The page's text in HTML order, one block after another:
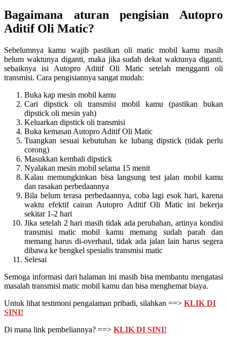
Bagaimana aturan pengisian Autopro
Aditif Oli Matic?
Sebelumnya kamu wajib pastikan oli matic mobil kamu masih
belum waktunya diganti, maka jika sudah dekat waktunya diganti,
sebaiknya isi Autopro Aditif Oli Matic setelah mengganti oli
transmisi. Cara pengisiannya sangat mudah:
Buka kap mesin mobil kamu
Cari dipstick oli transmisi mobil kamu (pastikan bukan
dipstick oli mesin yah)
Keluarkan dipstick oli transmisi
Buka kemasan Autopro Aditif Oli Matic
Tuangkan sesuai kebutuhan ke lubang dipstick (tidak perlu
corong)
Masukkan kembali dipstick
Nyalakan mesin mobil selama 15 menit
Kalau memungkinkan bisa langsung test jalan mobil kamu
dan rasakan perbedaannya
Bila belum terasa perbedaannya, coba lagi esok hari, karena
waktu efektif cairan Autopro Aditif Oli Matic ini bekerja
sekitar 1-2 hari
Jika setelah 2 hari masih tidak ada perubahan, artinya kondisi
transmisi matic mobil kamu memang sudah parah dan
memang harus di-overhaul, tidak ada jalan lain harus segera
dibawa ke bengkel spesialis transmisi matic
Selesai
Semoga informasi dari halaman ini masih bisa membantu mengatasi
masalah transmisi matic mobil kamu dan bisa menghemat biaya.
Untuk lihat testimoni pengalaman pribadi, silahkan ==> KLIK DI
SINI!
Di mana link pembeliannya? ==> KLIK DI SINI!